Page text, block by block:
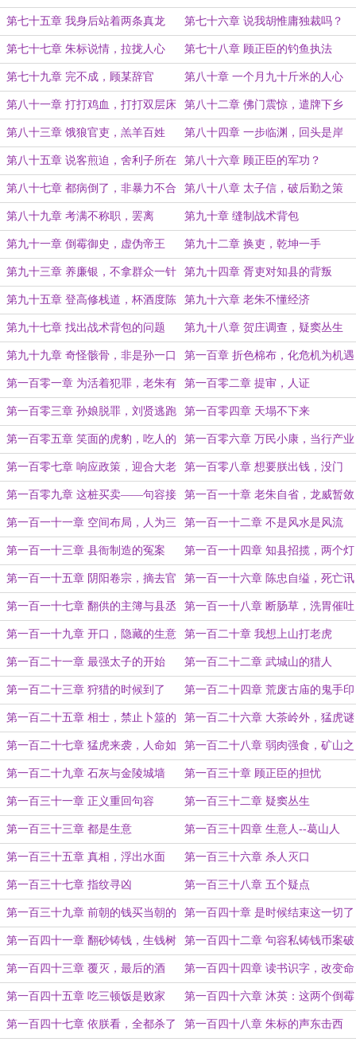
第七十五章 我身后站着两条真龙 第七十六章 说我胡惟庸独裁吗？
第七十七章 朱标说情，拉拢人心 第七十八章 顾正臣的钓鱼执法
第七十九章 完不成，顾某辞官 第八十章 一个月九十斤米的人心
第八十一章 打打鸡血，打打双层床 第八十二章 佛门震惊，遣牌下乡
第八十三章 饿狼官吏，羔羊百姓 第八十四章 一步临渊，回头是岸
第八十五章 说客煎迫，舍利子所在 第八十六章 顾正臣的军功？
第八十七章 都病倒了，非暴力不合
作
第八十八章 太子信，破后勤之策
第八十九章 考满不称职，罢离 第九十章 缝制战术背包
第九十一章 倒霉御史，虚伪帝王 第九十二章 换吏，乾坤一手
第九十三章 养廉银，不拿群众一针
一线
第九十四章 胥吏对知县的背叛
第九十五章 登高修栈道，杯酒度陈
仓
第九十六章 老朱不懂经济
第九十七章 找出战术背包的问题 第九十八章 贺庄调查，疑窦丛生
第九十九章 奇怪骸骨，非是孙一口 第一百章 折色棉布，化危机为机遇
第一百零一章 为活着犯罪，老朱有
罪
第一百零二章 提审，人证
第一百零三章 孙娘脱罪，刘贤逃跑 第一百零四章 天塌不下来
第一百零五章 笑面的虎豹，吃人的
衙门
第一百零六章 万民小康，当行产业
之道
第一百零七章 响应政策，迎合大老
板
第一百零八章 想要朕出钱，没门
第一百零九章 这桩买卖——句容接
了
第一百一十章 老朱自省，龙威暂敛
第一百一十一章 空间布局，人为三
角
第一百一十二章 不是风水是风流
第一百一十三章 县衙制造的冤案 第一百一十四章 知县招揽，两个灯
泡
第一百一十五章 阴阳卷宗，摘去官
帽
第一百一十六章 陈忠自缢，死亡讯
息
第一百一十七章 翻供的主簿与县丞 第一百一十八章 断肠草，洗胃催吐
第一百一十九章 开口，隐藏的生意
人
第一百二十章 我想上山打老虎
第一百二十一章 最强太子的开始 第一百二十二章 武城山的猎人
第一百二十三章 狩猎的时候到了 第一百二十四章 荒废古庙的鬼手印
第一百二十五章 相士，禁止卜筮的
逃亡
第一百二十六章 大茶岭外，猛虎谜
团
第一百二十七章 猛虎来袭，人命如
草芥
第一百二十八章 弱肉强食，矿山之
战
第一百二十九章 石灰与金陵城墙 第一百三十章 顾正臣的担忧
第一百三十一章 正义重回句容 第一百三十二章 疑窦丛生
第一百三十三章 都是生意 第一百三十四章 生意人--葛山人
第一百三十五章 真相，浮出水面 第一百三十六章 杀人灭口
第一百三十七章 指纹寻凶 第一百三十八章 五个疑点
第一百三十九章 前朝的钱买当朝的
东西
第一百四十章 是时候结束这一切了
第一百四十一章 翻砂铸钱，生钱树 第一百四十二章 句容私铸钱币案破
第一百四十三章 覆灭，最后的酒 第一百四十四章 读书识字，改变命
运
第一百四十五章 吃三顿饭是败家 第一百四十六章 沐英：这两个倒霉
的
第一百四十七章 依朕看，全都杀了 第一百四十八章 朱标的声东击西